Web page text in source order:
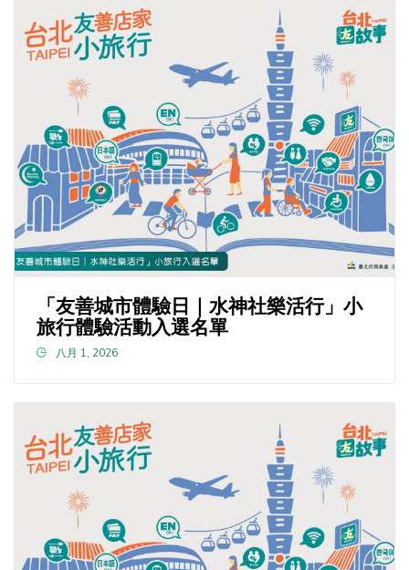
「友善城市體驗日｜水神社樂活行」小
旅行體驗活動入選名單
八月 1, 2026